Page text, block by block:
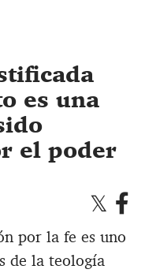
es una
el poder
por la fe es uno
de la teología